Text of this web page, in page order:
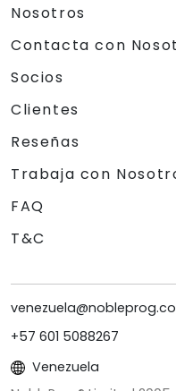
Nosotros
Contacta con
Socios
Clientes
Reseñas
Trabaja con
FAQ
T&C
+57 601 5088267
Venezuela